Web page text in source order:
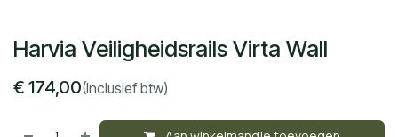
Harvia Veiligheidsrails Virta Wall
€ 174,00(Inclusief btw)